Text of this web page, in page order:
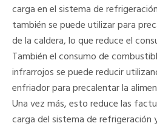
carga en el sistema de
también se puede utilizar para
de la caldera, lo que reduce el
También el consumo de
infrarrojos se puede reducir
enfriador para precalentar la
Una vez más, esto reduce las
carga del sistema de refrigeración